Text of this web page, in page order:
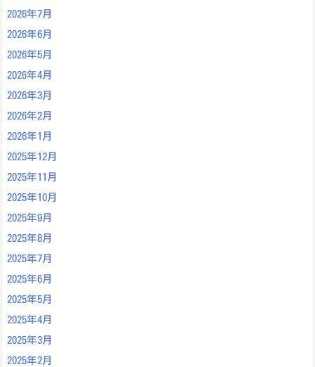
2026年7月
2026年6月
2026年5月
2026年4月
2026年3月
2026年2月
2026年1月
2025年12月
2025年11月
2025年10月
2025年9月
2025年8月
2025年7月
2025年6月
2025年5月
2025年4月
2025年3月
2025年2月